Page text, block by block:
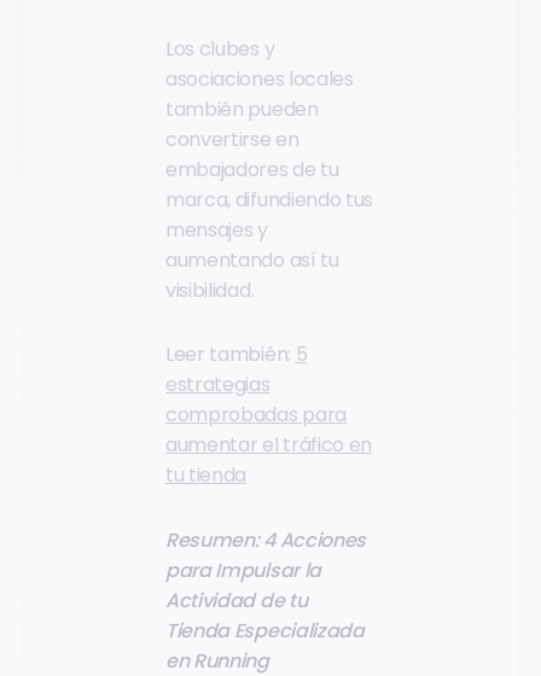
Los clubes y
asociaciones locales
también pueden
convertirse en
embajadores de tu
marca, difundiendo tus
mensajes y
aumentando así tu
visibilidad.
Leer también: 5
estrategias
comprobadas para
aumentar el tráfico en
tu tienda
Resumen: 4 Acciones
para Impulsar la
Actividad de tu
Tienda Especializada
en Running